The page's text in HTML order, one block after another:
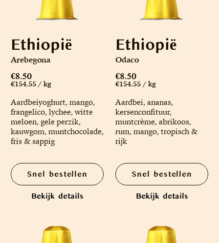
Ethiopië
Arebegona
€8.50
€154.55 / kg
Aardbeiyoghurt, mango,
frangelico, lychee, witte
meloen, gele perzik,
kauwgom, muntchocolade,
fris & sappig
Snel bestellen
Bekijk details
Ethiopië
Odaco
€8.50
€154.55 / kg
Aardbei, ananas,
kersenconfituur,
muntcrème, abrikoos,
rum, mango, tropisch &
rijk
Snel bestellen
Bekijk details